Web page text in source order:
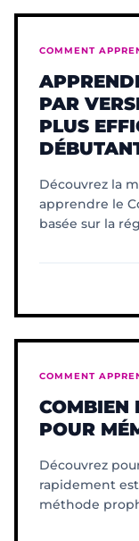
COMMENT
PAR
PLUS
Découvrez la
apprendre le
basée sur la
COMMENT
COMBIEN
POUR
Découvrez
rapidement
méthode